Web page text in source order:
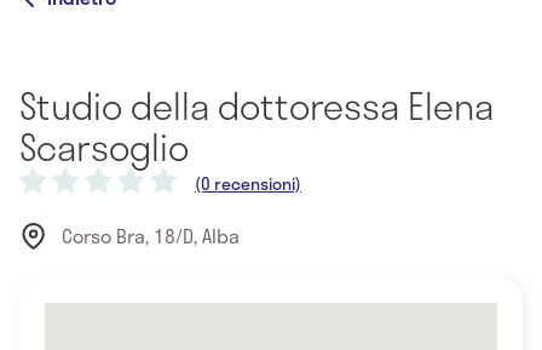
Studio della dottoressa Elena
Scarsoglio
(0 recensioni)
Corso Bra, 18/D, Alba